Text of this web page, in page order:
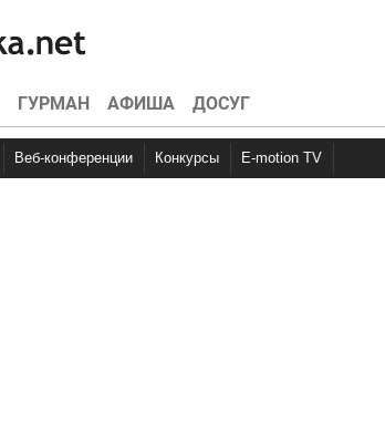
ГУРМАН АФИША ДОСУГ
Веб-конференции Конкурсы E-motion TV